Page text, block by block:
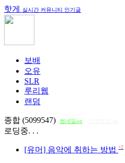
핫게 실시간 커뮤니티 인기글
보배
오유
SLR
루리웹
랜덤
종합 (5099547) 썸네일on
로딩중. . .
[유머] 음악에 취하는 방법 +2